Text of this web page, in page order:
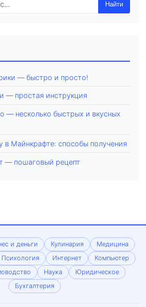
Найти
— быстро и просто!
— простая инструкция
— несколько быстрых и вкусных
в Майнкрафте: способы получения
— пошаговый рецепт
и деньги Кулинария
Медицина
Психология Интернет
Компьютер
Наука
Юридическое
Бухгалтерия